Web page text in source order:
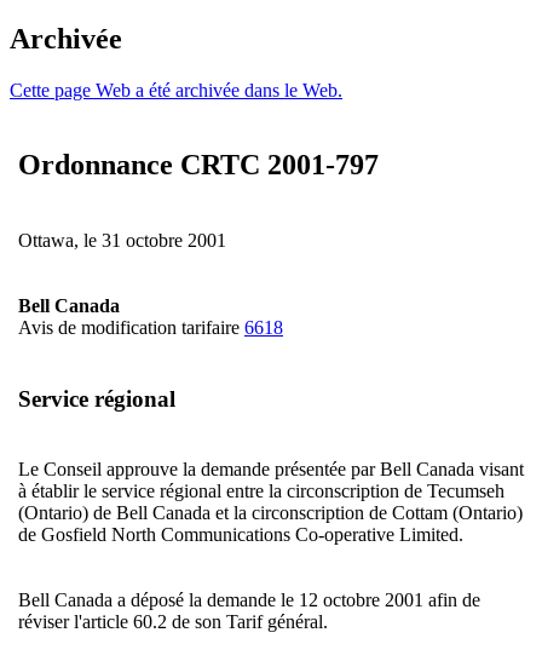
Archivée
Cette page Web a été archivée dans le Web.
Ordonnance CRTC 2001-797
Ottawa, le 31 octobre 2001
Bell Canada
Avis de modification tarifaire 6618
Service régional
Le Conseil approuve la demande présentée par Bell Canada visant
à établir le service régional entre la circonscription de Tecumseh
(Ontario) de Bell Canada et la circonscription de Cottam (Ontario)
de Gosfield North Communications Co-operative Limited.
Bell Canada a déposé la demande le 12 octobre 2001 afin de
réviser l'article 60.2 de son Tarif général.